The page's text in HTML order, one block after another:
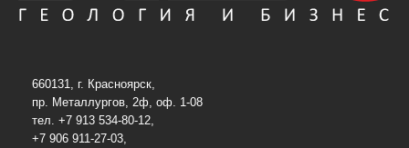
660131, г. Красноярск,
пр. Металлургов, 2ф, оф. 1-08
тел. +7 913 534-80-12,
+7 906 911-27-03,